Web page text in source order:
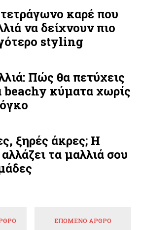
καρέ που
να δείχνουν πιο
styling
Πώς θα πετύχεις
beachy κύματα χωρίς
ξηρές άκρες; Η
τα μαλλιά σου
ΕΠΌΜΕΝΟ ΆΡΘΡΟ